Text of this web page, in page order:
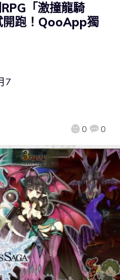
「激撞龍騎
跑！QooApp獨
0 0
7